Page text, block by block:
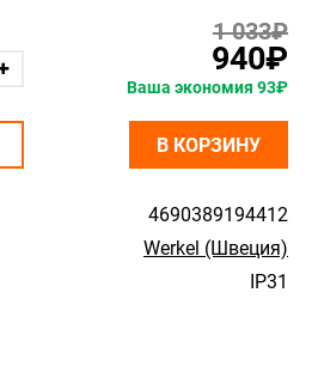
4690389194412
Werkel (Швеция)
IP31
1 033₽
940₽
Ваша экономия 93₽
В КОРЗИНУ